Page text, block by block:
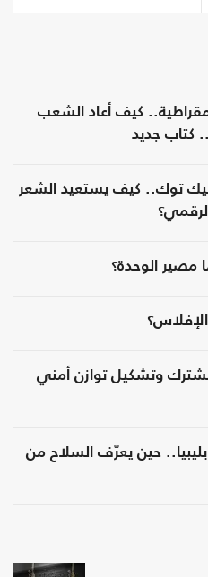
كيف أعاد الشعب
كتاب جديد
توك.. كيف يستعيد الشعر
مصير الوحدة؟
وتشكيل توازن أمني
حين يعرّف السلاح من